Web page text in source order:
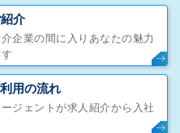
介
企業の間に入りあなたの魅力
用の流れ
ジェントが求人紹介から入社